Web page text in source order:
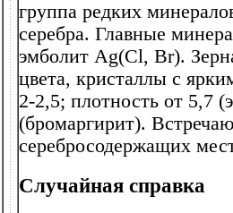
группа редких
серебра. Главные
эмболит Ag(Cl, Br).
цвета, кристаллы с
2-2,5; плотность от 5,7
(бромаргирит).
серебросодержащих
Случайная справка